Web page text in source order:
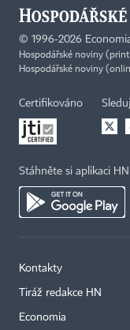
© 1996-2026
Hospodářské noviny
Hospodářské noviny
Certifikováno
Stáhněte si aplikaci HN
Kontakty
Tiráž redakce HN
Economia